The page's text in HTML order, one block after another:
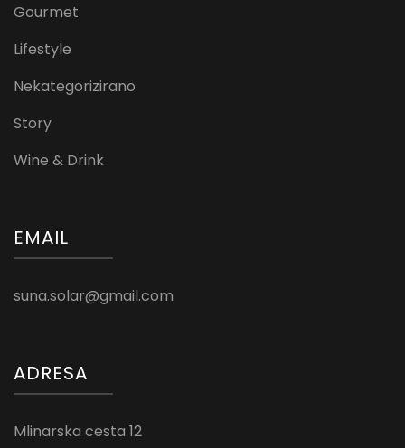
Gourmet
Lifestyle
Nekategorizirano
Story
Wine & Drink
EMAIL
suna.solar@gmail.com
ADRESA
Mlinarska cesta 12